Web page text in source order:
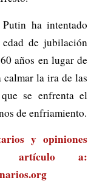
ha intentado
de jubilación
años en lugar de
calmar la ira de las
se enfrenta el
de enfriamiento.
y opiniones
artículo a: